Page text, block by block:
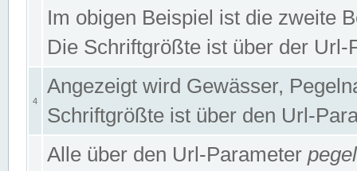
Im obigen Beispiel ist die zweite
Die Schriftgrößte ist über der
4
Angezeigt wird Gewässer,
Schriftgrößte ist über den Url-
Alle über den Url-Parameter